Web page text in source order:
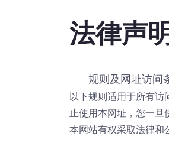
法律声明
规则及网址访问
以下规则适用于所有
止使用本网址，您一旦
本网站有权采取法律和